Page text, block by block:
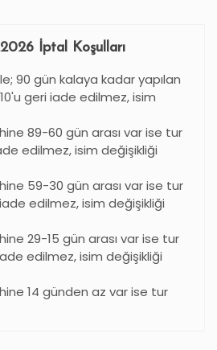
İptal Koşulları
90 gün kalaya kadar yapılan
geri iade edilmez, isim
89-60 gün arası var ise tur
edilmez, isim değişikliği
59-30 gün arası var ise tur
edilmez, isim değişikliği
29-15 gün arası var ise tur
edilmez, isim değişikliği
14 günden az var ise tur